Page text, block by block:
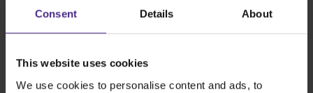
Consent Details About
This website uses cookies
We use cookies to personalise content and ads, to
Visitez le Centre de pièces détachées Keencut >
monde